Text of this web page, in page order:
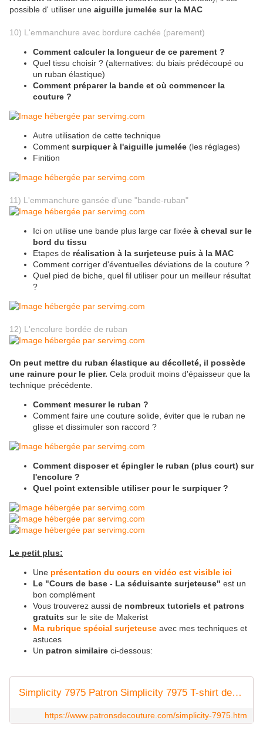
possible d' utiliser une aiguille jumelée sur la MAC
10) L'emmanchure avec bordure cachée (parement)
Comment calculer la longueur de ce parement ?
Quel tissu choisir ? (alternatives: du biais prédécoupé ou
un ruban élastique)
Comment préparer la bande et où commencer la
couture ?
Autre utilisation de cette technique
Comment surpiquer à l'aiguille jumelée (les réglages)
Finition
11) L'emmanchure gansée d'une "bande-ruban"
Ici on utilise une bande plus large car fixée à cheval sur le
bord du tissu
Etapes de réalisation à la surjeteuse puis à la MAC
Comment corriger d'éventuelles déviations de la couture ?
Quel pied de biche, quel fil utiliser pour un meilleur résultat
?
12) L'encolure bordée de ruban
On peut mettre du ruban élastique au décolleté, il possède
une rainure pour le plier. Cela produit moins d'épaisseur que la
technique précédente.
Comment mesurer le ruban ?
Comment faire une couture solide, éviter que le ruban ne
glisse et dissimuler son raccord ?
Comment disposer et épingler le ruban (plus court) sur
l'encolure ?
Quel point extensible utiliser pour le surpiquer ?
Le petit plus:
Une présentation du cours en vidéo est visible ici
Le "Cours de base - La séduisante surjeteuse" est un
bon complément
Vous trouverez aussi de nombreux tutoriels et patrons
gratuits sur le site de Makerist
Ma rubrique spécial surjeteuse avec mes techniques et
astuces
Un patron similaire ci-dessous:
Simplicity 7975 Patron Simplicity 7975 T-shirt de sport
https://www.patronsdecouture.com/simplicity-7975.htm